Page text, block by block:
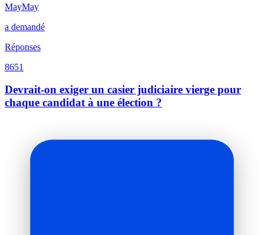
MayMay
a demandé
Réponses
8651
Devrait-on exiger un casier judiciaire vierge pour
chaque candidat à une élection ?